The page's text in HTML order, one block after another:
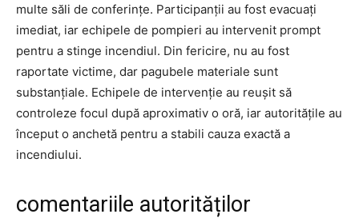
multe săli de conferințe. Participanții au fost evacuați
imediat, iar echipele de pompieri au intervenit prompt
pentru a stinge incendiul. Din fericire, nu au fost
raportate victime, dar pagubele materiale sunt
substanțiale. Echipele de intervenție au reușit să
controleze focul după aproximativ o oră, iar autoritățile au
început o anchetă pentru a stabili cauza exactă a
incendiului.
comentariile autorităților